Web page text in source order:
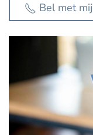
Bel met mij